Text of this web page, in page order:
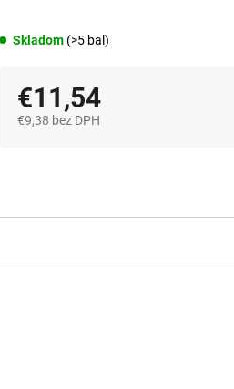
Skladom (>5 bal)
€11,54
€9,38 bez DPH